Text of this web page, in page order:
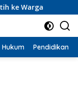
Hukum Pendidikan